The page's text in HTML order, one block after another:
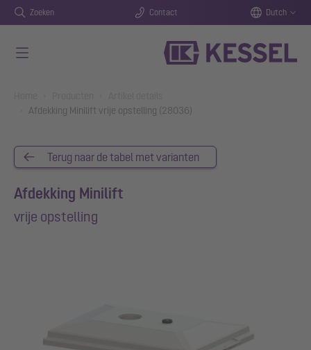
Zoeken Contact Dutch
Afdekking Minilift vrije opstelling (28036)
Terug naar de tabel met varianten
Afdekking Minilift
vrije opstelling